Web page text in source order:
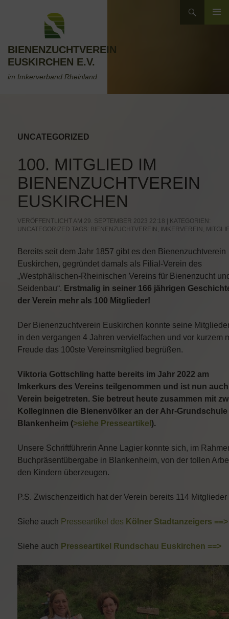
BIENENZUCHTVEREIN
EUSKIRCHEN E.V.
im Imkerverband Rheinland
UNCATEGORIZED
100. MITGLIED IM
BIENENZUCHTVEREIN
EUSKIRCHEN
VERÖFFENTLICHT AM 29. SEPTEMBER 2023 22:18 | KATEGORIEN:
UNCATEGORIZED TAGS: BIENENZUCHTVEREIN , IMKERVEREIN ,
Bereits seit dem Jahr 1857 gibt es den Bienenzuchtverein
Euskirchen, gegründet damals als Filial-Verein des
„Westphälischen-Rheinischen Vereins für Bienenzucht
Seidenbau“. Erstmalig in seiner 166 jährigen
der Verein mehr als 100 Mitglieder!
Der Bienenzuchtverein Euskirchen konnte seine
in den vergangen 4 Jahren vervielfachen und vor kurzem
Freude das 100ste Vereinsmitglied begrüßen.
Viktoria Gottschling hatte bereits im Jahr 2022 am
Imkerkurs des Vereins teilgenommen und ist nun
Verein beigetreten. Sie betreut heute zusammen mit
Kolleginnen die Bienenvölker an der Ahr-Grundschule
Blankenheim (>siehe Presseartikel ).
Unsere Schriftführerin Anne Lagier konnte sich, im
Buchpräsentübergabe in Blankenheim, von der tollen
den Kindern überzeugen.
P.S. Zwischenzeitlich hat der Verein bereits 114 Mitglieder
Siehe auch Presseartikel des Kölner Stadtanzeigers ==>
Siehe auch Presseartikel Rundschau Euskirchen ==>